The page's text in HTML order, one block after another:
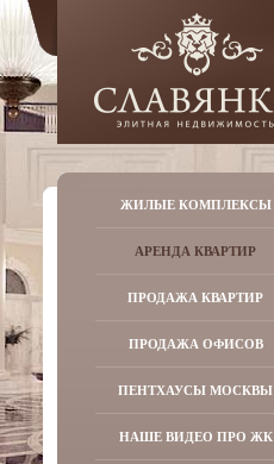
ЖИЛЫЕ КОМПЛЕКСЫ
АРЕНДА КВАРТИР
ПРОДАЖА КВАРТИР
ПРОДАЖА ОФИСОВ
ПЕНТХАУСЫ МОСКВЫ
НАШЕ ВИДЕО ПРО ЖК